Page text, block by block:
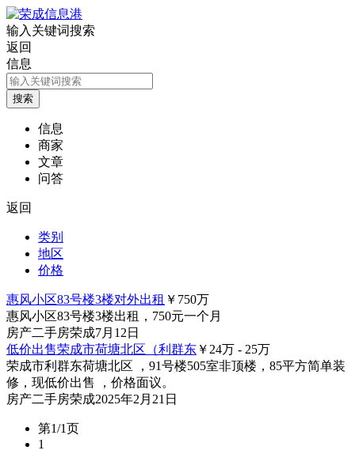
输入关键词搜索
返回
信息
信息
商家
文章
问答
返回
类别
地区
价格
惠风小区83号楼3楼对外出租 ￥750万
惠风小区83号楼3楼出租，750元一个月
房产二手房荣成7月12日
低价出售荣成市荷塘北区（利群东 ￥24万 - 25万
荣成市利群东荷塘北区 ，91号楼505室非顶楼，85平方简单装
修，现低价出售 ，价格面议。
房产二手房荣成2025年2月21日
第1/1页
1